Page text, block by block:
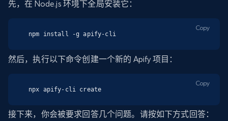
先，在 Node.js 环境下全局安装它：
npm install -g apify-cli
Copy
然后，执行以下命令创建一个新的 Apify 项目：
npx apify-cli create
Copy
接下来，你会被要求回答几个问题。请按如下方式回答：